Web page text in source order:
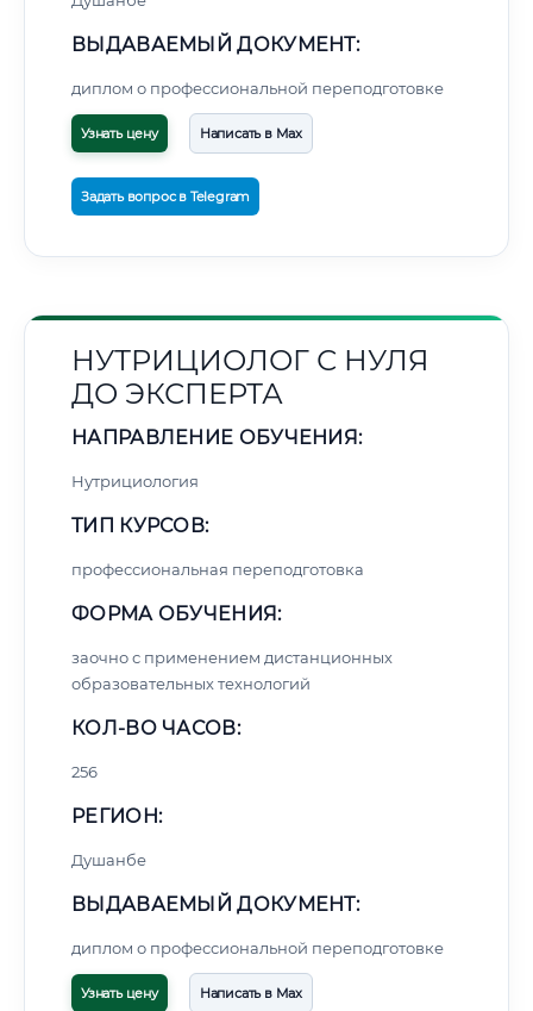
ВЫДАВАЕМЫЙ ДОКУМЕНТ:
диплом о профессиональной переподготовке
Узнать цену Написать в Max
Задать вопрос в Telegram
НУТРИЦИОЛОГ С НУЛЯ
ДО ЭКСПЕРТА
НАПРАВЛЕНИЕ ОБУЧЕНИЯ:
Нутрициология
ТИП КУРСОВ:
профессиональная переподготовка
ФОРМА ОБУЧЕНИЯ:
заочно с применением дистанционных
образовательных технологий
КОЛ-ВО ЧАСОВ:
256
РЕГИОН:
Душанбе
ВЫДАВАЕМЫЙ ДОКУМЕНТ:
диплом о профессиональной переподготовке
Узнать цену Написать в Max